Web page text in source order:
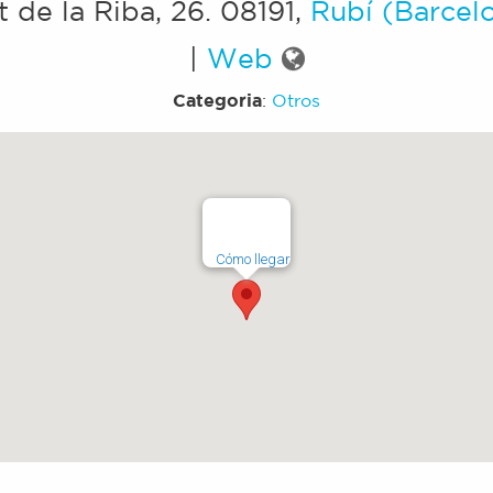
de la Riba, 26. 08191, Rubí
Web
Categoria: Otros
Cómo llegar